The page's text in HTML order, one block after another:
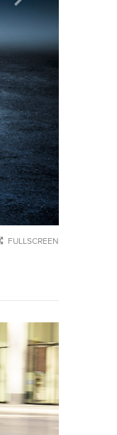
FULLSCREEN